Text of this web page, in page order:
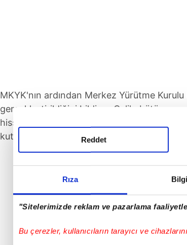
Rıza
"Sitelerimizde reklam ve pazarlama
Bu çerezler, kullanıcıların tarayıcı ve
Reddet
MKYK'nın ardından Merkez Yürütme Kurulu
gerçekleştirildiğini bildiren Çelik, bütün
hissedenlerin 19 Mayıs Atatürk'ü Anma,
kutladı.